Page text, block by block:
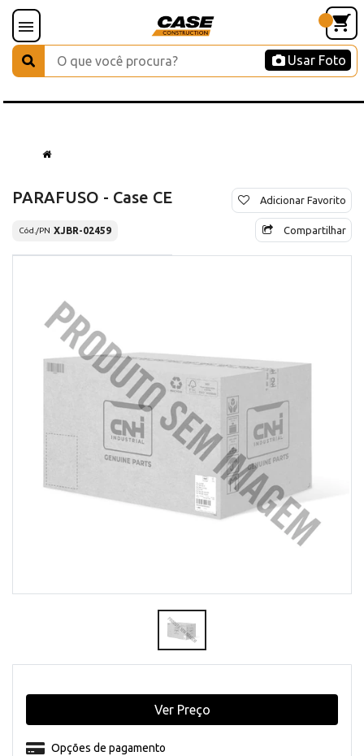
Usar Foto
PARAFUSO - Case CE
Cód./PN XJBR-02459
Adicionar Favorito
Compartilhar
Opções de pagamento
Ver Preço